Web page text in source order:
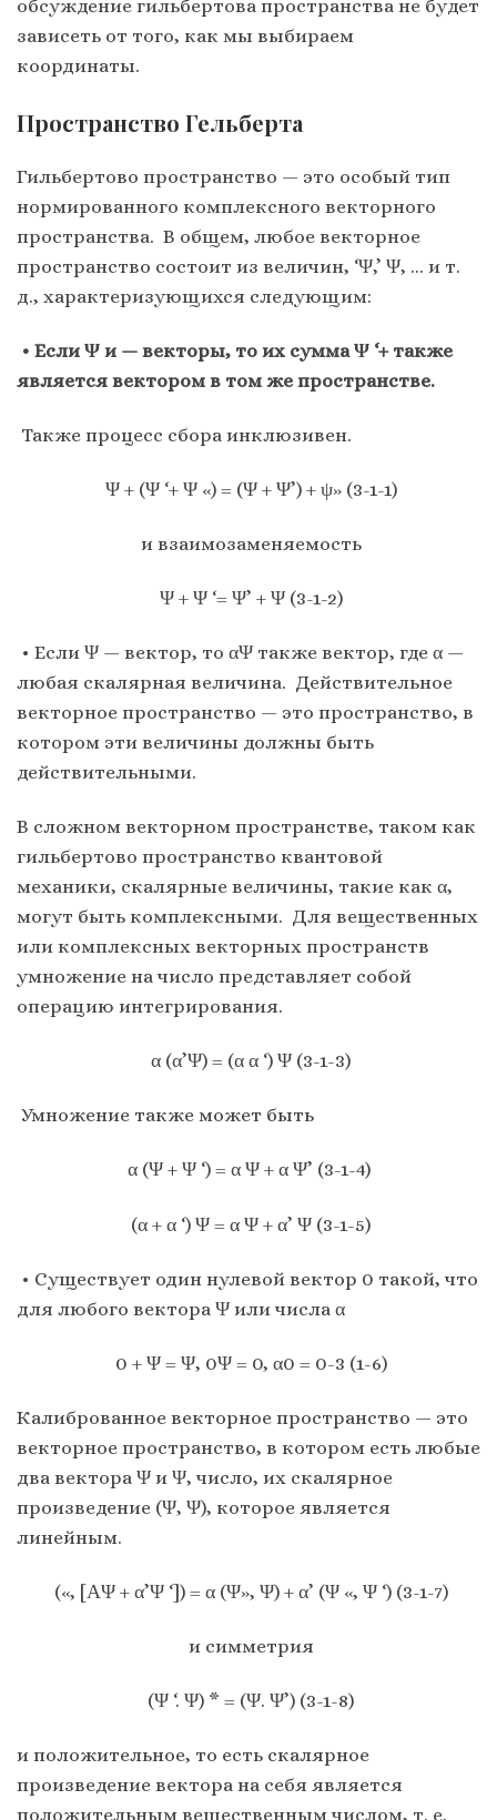
обсуждение гильбертова пространства не будет
зависеть от того, как мы выбираем
координаты.
Пространство Гельберта
Гильбертово пространство — это особый тип
нормированного комплексного векторного
пространства. В общем, любое векторное
пространство состоит из величин, ‘Ψ,’ Ψ, … и т.
д., характеризующихся следующим:
• Если Ψ и — векторы, то их сумма Ψ ‘+ также
является вектором в том же пространстве.
Также процесс сбора инклюзивен.
Ψ + (Ψ ‘+ Ψ «) = (Ψ + Ψ’) + ψ» (3-1-1)
и взаимозаменяемость
Ψ + Ψ ‘= Ψ’ + Ψ (3-1-2)
• Если Ψ — вектор, то αΨ также вектор, где α —
любая скалярная величина. Действительное
векторное пространство — это пространство, в
котором эти величины должны быть
действительными.
В сложном векторном пространстве, таком как
гильбертово пространство квантовой
механики, скалярные величины, такие как α,
могут быть комплексными. Для вещественных
или комплексных векторных пространств
умножение на число представляет собой
операцию интегрирования.
α (α’Ψ) = (α α ‘) Ψ (3-1-3)
Умножение также может быть
α (Ψ + Ψ ‘) = α Ψ + α Ψ’ (3-1-4)
(α + α ‘) Ψ = α Ψ + α’ Ψ (3-1-5)
• Существует один нулевой вектор 0 такой, что
для любого вектора Ψ или числа α
0 + Ψ = Ψ, 0Ψ = 0, α0 = 0-3 (1-6)
Калиброванное векторное пространство — это
векторное пространство, в котором есть любые
два вектора Ψ и Ψ, число, их скалярное
произведение (Ψ, Ψ), которое является
линейным.
(«, [ΑΨ + α’Ψ ‘]) = α (Ψ», Ψ) + α’ (Ψ «, Ψ ‘) (3-1-7)
и симметрия
(Ψ ‘. Ψ) * = (Ψ. Ψ’) (3-1-8)
и положительное, то есть скалярное
произведение вектора на себя является
положительным вещественным числом, т. е.